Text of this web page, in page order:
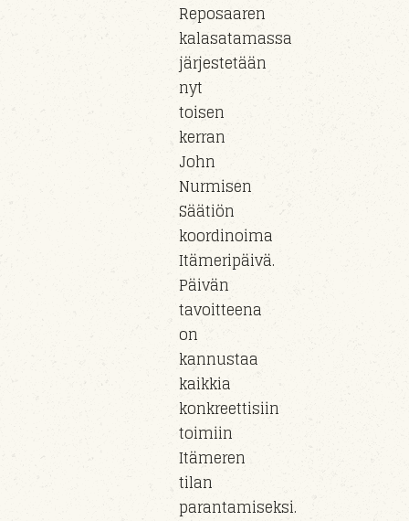
Reposaaren
kalasatamassa
järjestetään
nyt
toisen
kerran
John
Nurmisen
Säätiön
koordinoima
Itämeripäivä.
Päivän
tavoitteena
on
kannustaa
kaikkia
konkreettisiin
toimiin
Itämeren
tilan
parantamiseksi.